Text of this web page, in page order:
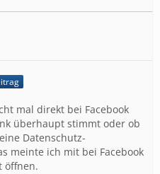
mal direkt bei Facebook
überhaupt stimmt oder ob
Datenschutz-
meinte ich mit bei Facebook
öffnen.